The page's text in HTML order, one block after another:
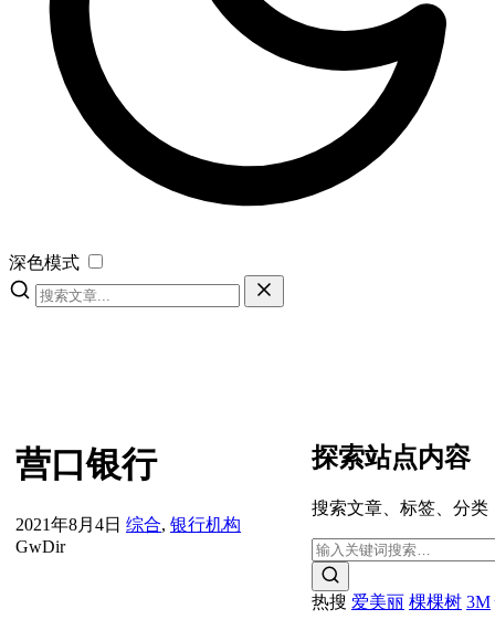
深色模式
营口银行
2021年8月4日 综合, 银行机构
GwDir
探索站点内容
搜索文章、标签、分类
热搜 爱美丽 棵棵树 3M